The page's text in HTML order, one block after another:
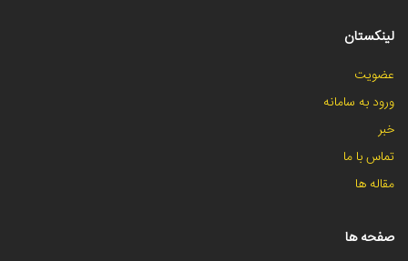
لینکستان
عضویت
ورود به سامانه
خبر
تماس با ما
مقاله ها
صفحه ها